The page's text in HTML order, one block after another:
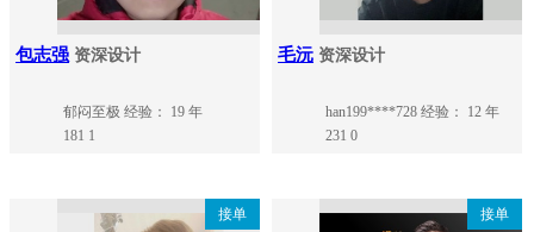
包志强 资深设计
郁闷至极 经验： 19 年
181 1
毛沅 资深设计
han199****728 经验： 12 年
231 0
接单 接单